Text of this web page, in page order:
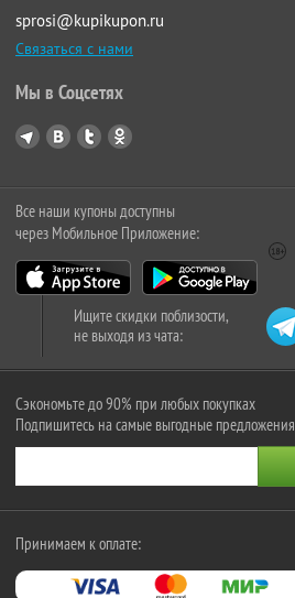
sprosi@kupikupon.ru
Связаться с нами
Мы в Соцсетях
Все наши купоны доступны
через Мобильное Приложение:
Ищите скидки поблизости,
не выходя из чата:
Сэкономьте до 90% при любых покупках
Подпишитесь на самые выгодные предложения
Принимаем к оплате: